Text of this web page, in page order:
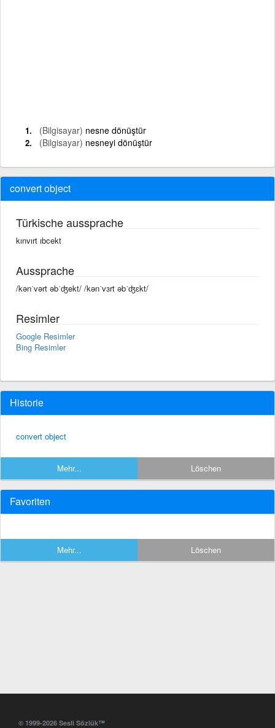
(Bilgisayar) nesne dönüştür
(Bilgisayar) nesneyi dönüştür
convert object
Türkische aussprache
kınvırt ıbcekt
Aussprache
/kənˈvərt əbˈʤekt/ /kənˈvɜrt əbˈʤɛkt/
Resimler
Google Resimler
Bing Resimler
Historie
convert object
Mehr... Löschen
Favoriten
Mehr... Löschen
© 1999-2026 Sesli Sözlük™